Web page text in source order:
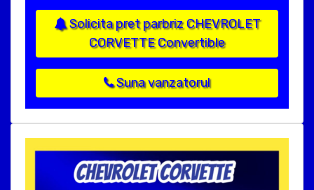
Solicita pret parbriz CHEVROLET
CORVETTE Convertible
Suna vanzatorul